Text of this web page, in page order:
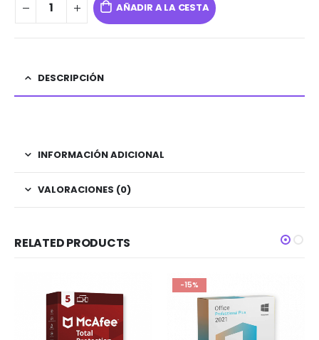
AÑADIR A LA CESTA
DESCRIPCIÓN
INFORMACIÓN ADICIONAL
VALORACIONES (0)
RELATED PRODUCTS
-15%